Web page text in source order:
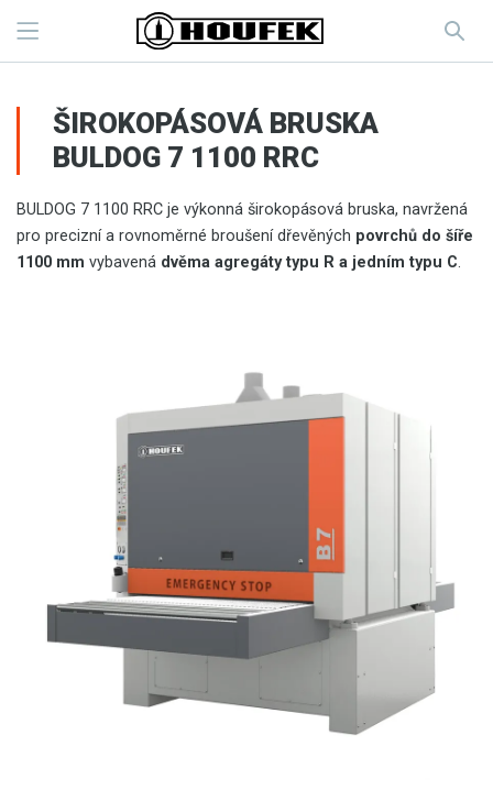
ŠIROKOPÁSOVÁ BRUSKA
BULDOG 7 1100 RRC
BULDOG 7 1100 RRC je výkonná širokopásová bruska, navržená
pro precizní a rovnoměrné broušení dřevěných povrchů do šíře
1100 mm vybavená dvěma agregáty typu R a jedním typu C.